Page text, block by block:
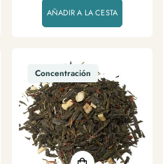
AÑADIR A LA CESTA
Concentración